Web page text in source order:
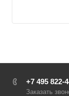
+7 495 822-
Заказать